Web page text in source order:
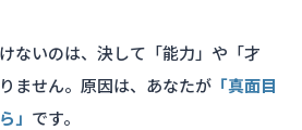
ないのは、決して「能力」や「才
ません。原因は、あなたが 「真面目
」 です。